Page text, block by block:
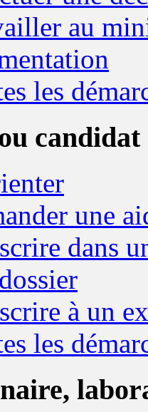
au
les
candidat
une
dans
à un
les